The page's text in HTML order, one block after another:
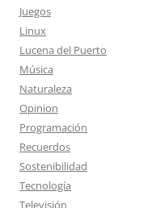
Juegos
Linux
Lucena del Puerto
Música
Naturaleza
Opinion
Programación
Recuerdos
Sostenibilidad
Tecnología
Televisión